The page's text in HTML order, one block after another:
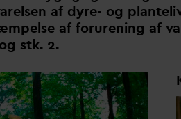
arelsen af dyre- og
af forurening af v
stk. 2.